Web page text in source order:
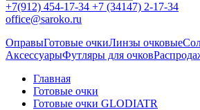
+7(912) 454-17-34 +7 (34147) 2-17-34
office@saroko.ru
ОправыГотовые очкиЛинзы очковые
АксессуарыФутляры для очков
Главная
Готовые очки
Готовые очки GLODIATR